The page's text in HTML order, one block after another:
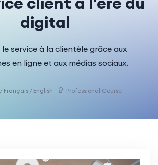
digital
service à la clientèle grâce aux
en ligne et aux médias sociaux.
Français / English Professional Course